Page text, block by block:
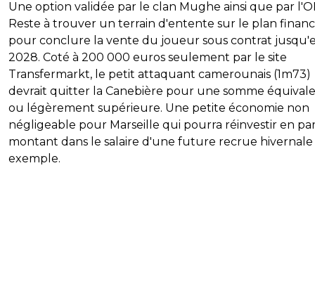
Une option validée par le clan Mughe ainsi que par
Reste à trouver un terrain d'entente sur le plan
pour conclure la vente du joueur sous contrat
2028. Coté à 200 000 euros seulement par le site
Transfermarkt, le petit attaquant camerounais (1m73)
devrait quitter la Canebière pour une somme
ou légèrement supérieure. Une petite économie non
négligeable pour Marseille qui pourra réinvestir en
montant dans le salaire d'une future recrue hivernale
exemple.